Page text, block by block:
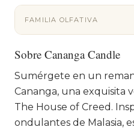
FAMILIA OLFATIVA
Sobre Cananga Candle
Sumérgete en un
Cananga, una exquisita
The House of Creed.
ondulantes de Malasia,